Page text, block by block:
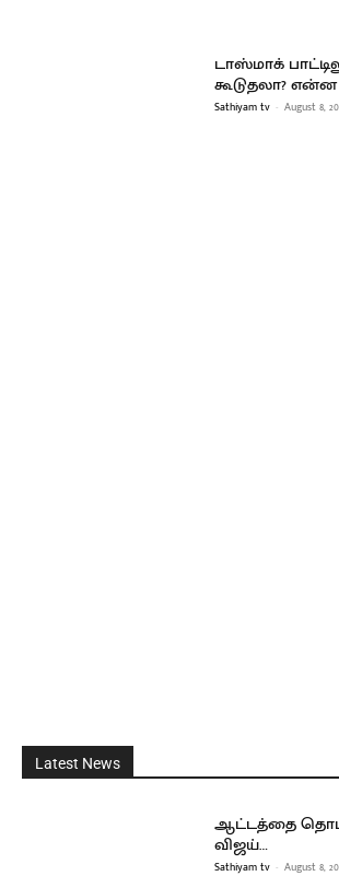
டாஸ்மாக்
கூடுதலா?
Sathiyam tv - August 8,
Latest News
ஆட்டத்தை
விஜய்…
Sathiyam tv - August 8,